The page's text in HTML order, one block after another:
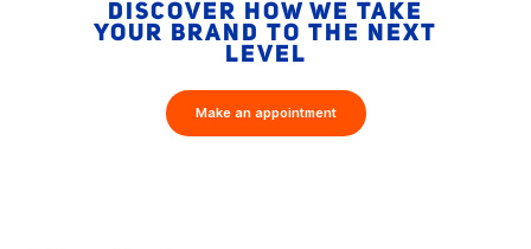
DISCOVER HOW WE TAKE
YOUR BRAND TO THE NEXT
LEVEL
Make an appointment